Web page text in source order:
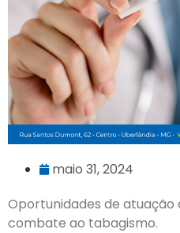
maio 31, 2024
Oportunidades de
combate ao tabagismo.